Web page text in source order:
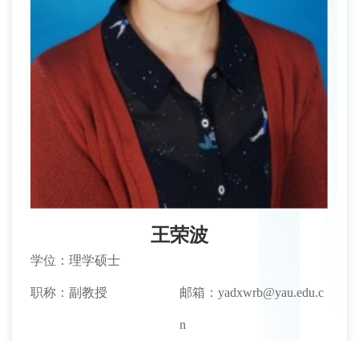
王荣波
学位：理学硕士
职称：副教授 邮箱：yadxwrb@yau.edu.c
n